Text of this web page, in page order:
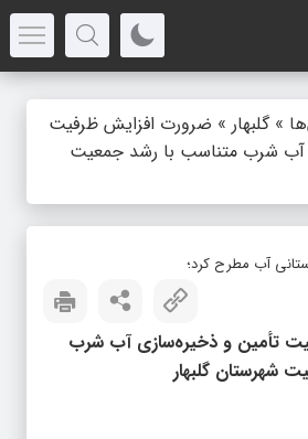
»گلبهار » ضرورت افزایش ظرفیت
آب شرب متناسب با رشد جمعیت
آب مطرح کرد؛
تأمین و ذخیره‌سازی آب شرب
شهرستان گلبهار